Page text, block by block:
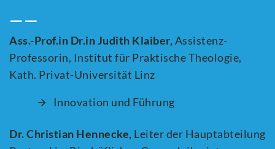
——
Ass.-Prof.in Dr.in Judith Klaiber,Assistenz-
Professorin, Institut für Praktische Theologie,
Kath. Privat-Universität Linz
Innovation und Führung
Dr. Christian Hennecke, Leiter der Hauptabteilung